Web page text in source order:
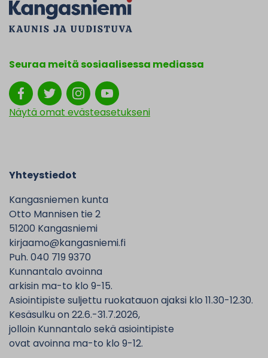
Seuraa meitä sosiaalisessa mediassa
Näytä omat evästeasetukseni
Yhteystiedot
Kangasniemen kunta
Otto Mannisen tie 2
51200 Kangasniemi
kirjaamo@kangasniemi.fi
Puh. 040 719 9370
Kunnantalo avoinna
arkisin ma-to klo 9-15.
Asiointipiste suljettu ruokatauon ajaksi klo 11.30-12.30.
Kesäsulku on 22.6.-31.7.2026,
jolloin Kunnantalo sekä asiointipiste
ovat avoinna ma-to klo 9-12.